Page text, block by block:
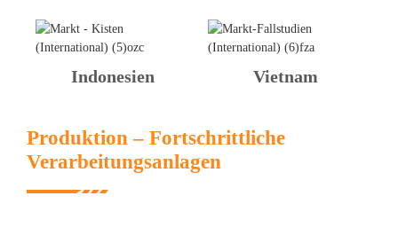
Indonesien Vietnam
Produktion – Fortschrittliche
Verarbeitungsanlagen